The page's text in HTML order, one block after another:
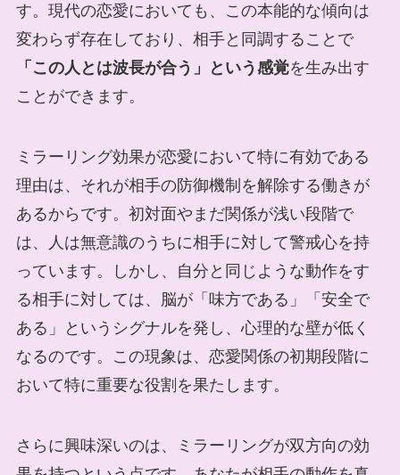
す。現代の恋愛においても、この本能的な傾向は
変わらず存在しており、相手と同調することで
「この人とは波長が合う」という感覚を生み出す
ことができます。
ミラーリング効果が恋愛において特に有効である
理由は、それが相手の防御機制を解除する働きが
あるからです。初対面やまだ関係が浅い段階で
は、人は無意識のうちに相手に対して警戒心を持
っています。しかし、自分と同じような動作をす
る相手に対しては、脳が「味方である」「安全で
ある」というシグナルを発し、心理的な壁が低く
なるのです。この現象は、恋愛関係の初期段階に
おいて特に重要な役割を果たします。
さらに興味深いのは、ミラーリングが双方向の効